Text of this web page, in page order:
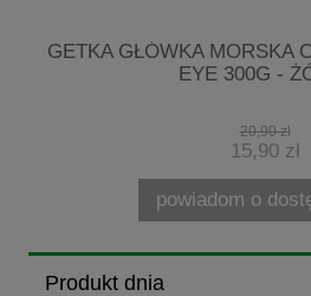
GETKA GŁÓWKA MORSKA
EYE 300G -
20,90 zł
15,90 zł
powiadom o
Produkt dnia